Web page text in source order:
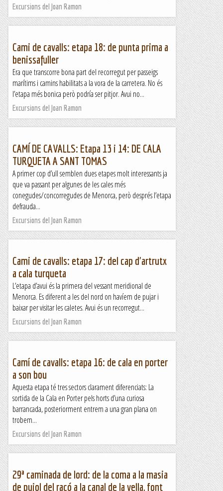
Excursions del Joan Ramon
Cami de cavalls: etapa 18: de punta prima a
benissafuller
Era que transcorre bona part del recorregut per passeigs
marítims i camins habilitats a la vora de la carretera. No és
l’etapa més bonica però podría ser pitjor. Avui no...
Excursions del Joan Ramon
CAMÍ DE CAVALLS: Etapa 13 i 14: DE CALA
TURQUETA A SANT TOMAS
A primer cop d’ull semblen dues etapes molt interessants ja
que va passant per algunes de les cales més
conegudes/concorregudes de Menorca, però després l’etapa
defrauda...
Excursions del Joan Ramon
Cami de cavalls: etapa 17: del cap d'artrutx
a cala turqueta
L’etapa d’avui és la primera del vessant meridional de
Menorca. Es diferent a les del nord on havíem de pujar i
baixar per visitar les caletes. Avui és un recorregut...
Excursions del Joan Ramon
Camí de cavalls: etapa 16: de cala en porter
a son bou
Aquesta etapa té tres sectors clarament diferenciats: La
sortida de la Cala en Porter pels horts d’una curiosa
barrancada, posteriorment entrem a una gran plana on
trobem...
Excursions del Joan Ramon
29ª caminada de lord: de la coma a la masia
de pujol del racó a la canal de la vella, font